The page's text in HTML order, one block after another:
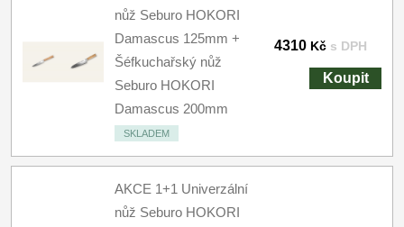
nůž Seburo HOKORI
Damascus 125mm +
Šéfkuchařský nůž
Seburo HOKORI
Damascus 200mm
SKLADEM
4310 Kč s DPH
Koupit
AKCE 1+1 Univerzální
nůž Seburo HOKORI